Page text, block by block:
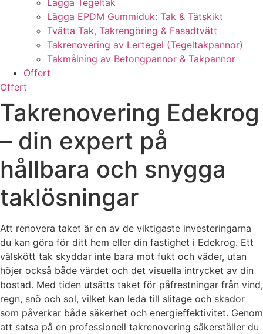
Lägga Tegeltak
Lägga EPDM Gummiduk: Tak & Tätskikt
Tvätta Tak, Takrengöring & Fasadtvätt
Takrenovering av Lertegel (Tegeltakpannor)
Takmålning av Betongpannor & Takpannor
Offert
Offert
Takrenovering Edekrog
– din expert på
hållbara och snygga
taklösningar
Att renovera taket är en av de viktigaste investeringarna
du kan göra för ditt hem eller din fastighet i Edekrog. Ett
välskött tak skyddar inte bara mot fukt och väder, utan
höjer också både värdet och det visuella intrycket av din
bostad. Med tiden utsätts taket för påfrestningar från vind,
regn, snö och sol, vilket kan leda till slitage och skador
som påverkar både säkerhet och energieffektivitet. Genom
att satsa på en professionell takrenovering säkerställer du